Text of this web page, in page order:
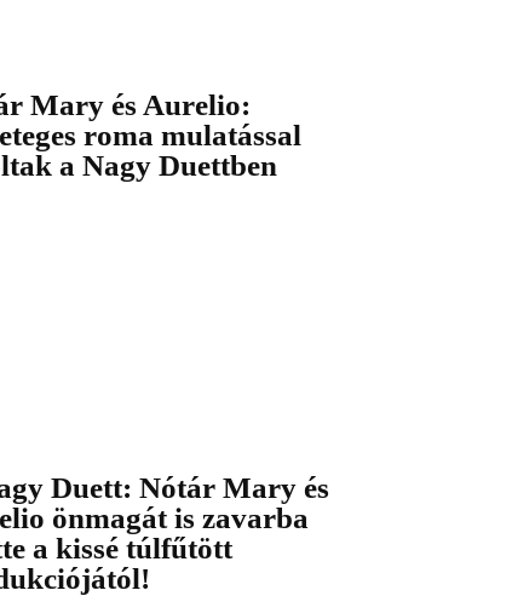
Mary és Aurelio:
roma mulatással
a Nagy Duettben
Duett: Nótár Mary és
önmagát is zavarba
a kissé túlfűtött